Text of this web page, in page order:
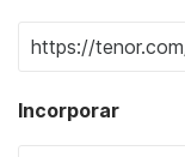
Incorporar